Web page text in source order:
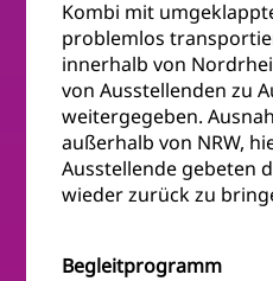
Kombi mit
problemlos
innerhalb von
von Ausstellenden zu
weitergegeben.
außerhalb von NRW,
Ausstellende gebeten
wieder zurück zu
Begleitprogramm